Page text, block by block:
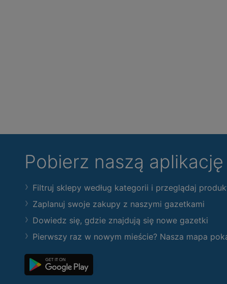
Pobierz naszą aplikację
Filtruj sklepy według kategorii i przeglądaj
Zaplanuj swoje zakupy z naszymi gazetkami
Dowiedz się, gdzie znajdują się nowe gazetki
Pierwszy raz w nowym mieście? Nasza mapa